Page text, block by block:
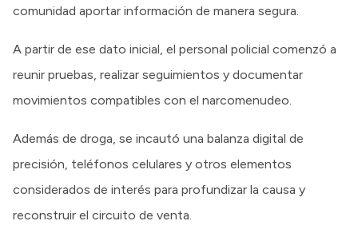
comunidad aportar información de manera segura.
A partir de ese dato inicial, el personal policial comenzó a
reunir pruebas, realizar seguimientos y documentar
movimientos compatibles con el narcomenudeo.
Además de droga, se incautó una balanza digital de
precisión, teléfonos celulares y otros elementos
considerados de interés para profundizar la causa y
reconstruir el circuito de venta.